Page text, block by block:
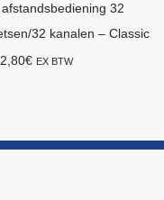
afstandsbediening 32
32 kanalen – Classic
€ EX BTW